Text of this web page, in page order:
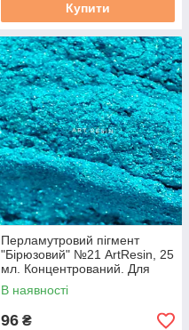
Купити
Перламутровий пігмент
"Бірюзовий" №21 ArtResin, 25
мл. Концентрований. Для
смоли
В наявності
96 ₴